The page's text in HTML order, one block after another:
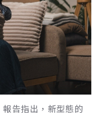
告指出，新型態的